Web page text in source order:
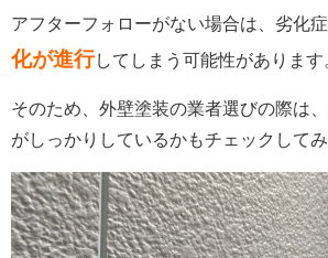
アフターフォローがない場合は、劣化
化が進行してしまう可能性があります
そのため、外壁塗装の業者選びの際は
がしっかりしているかもチェックして